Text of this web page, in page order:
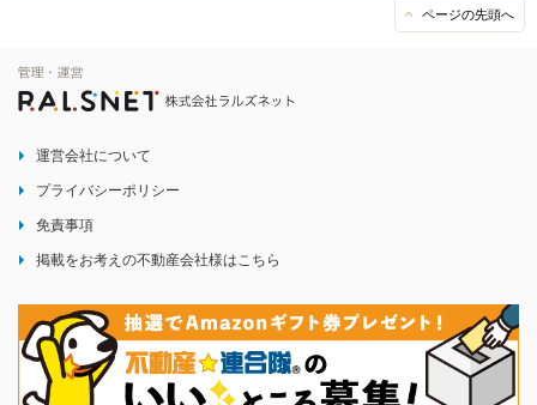
ページの先頭へ
運営会社について
プライバシーポリシー
免責事項
掲載をお考えの不動産会社様はこちら